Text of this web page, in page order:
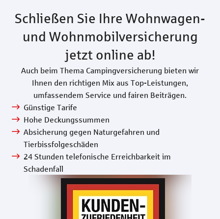
Schließen Sie Ihre Wohnwagen-
und Wohnmobilversicherung
jetzt online ab!
Auch beim Thema Campingversicherung bieten wir
Ihnen den richtigen Mix aus Top-Leistungen,
umfassendem Service und fairen Beiträgen.
Günstige Tarife
Hohe Deckungssummen
Absicherung gegen Naturgefahren und
Tierbissfolgeschäden
24 Stunden telefonische Erreichbarkeit im
Schadenfall